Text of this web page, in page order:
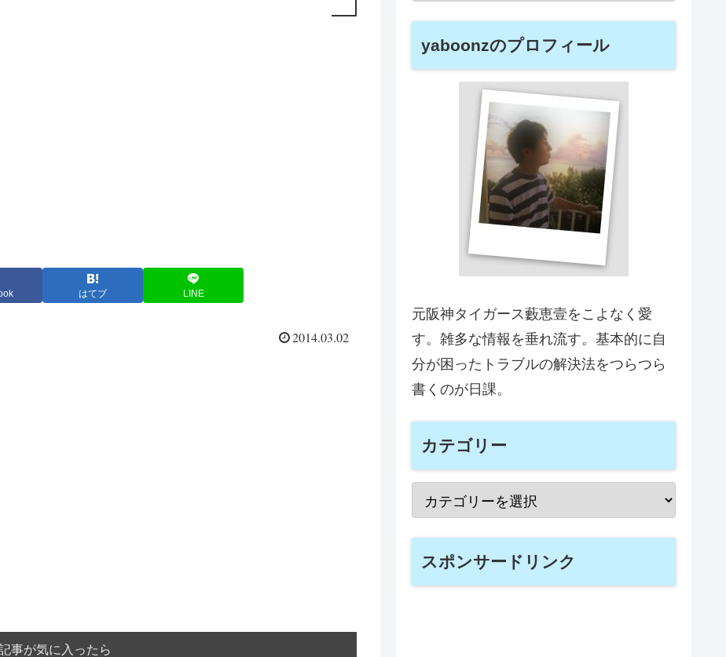
はてブ LINE
2014.03.02
事が気に入ったら
yaboonzのプロフィール
元阪神タイガース藪恵壹をこよなく愛
す。雑多な情報を垂れ流す。基本的に自
分が困ったトラブルの解決法をつらつら
書くのが日課。
カテゴリー
スポンサードリンク